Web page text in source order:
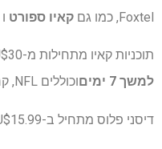
Foxtel, כמו גם
קאיו ספורט ו
תוכניות קאיו מתחילות מ-AU$30 לחודש לאחר א
למשך 7 ימים
וכוללים NFL, קריקט, AFL, רוגבי, F1 2026 ועוד.
דיסני פלוס מתחיל ב-AU$15.99 לחודש או AU$159.99 לשנה.